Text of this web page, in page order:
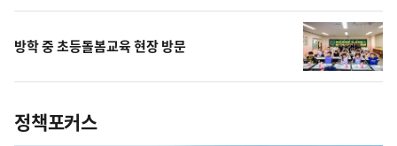
방학 중 초등돌봄교육 현장 방문
정책포커스